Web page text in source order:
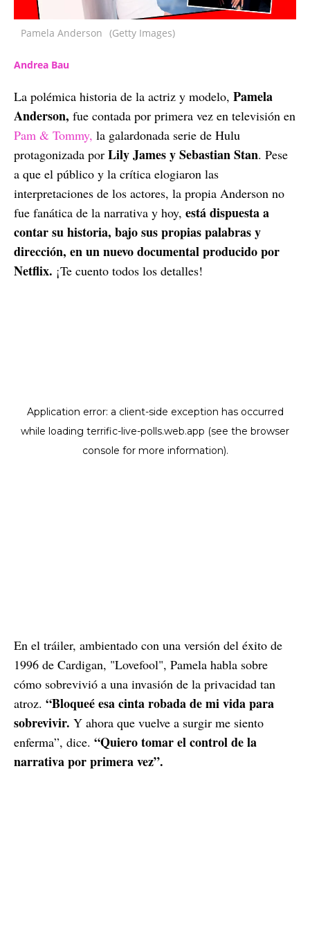
Pamela Anderson (Getty Images)
Andrea Bau
La polémica historia de la actriz y modelo, Pamela
Anderson, fue contada por primera vez en televisión en
Pam & Tommy, la galardonada serie de Hulu
protagonizada por Lily James y Sebastian Stan. Pese
a que el público y la crítica elogiaron las
interpretaciones de los actores, la propia Anderson no
fue fanática de la narrativa y hoy, está dispuesta a
contar su historia, bajo sus propias palabras y
dirección, en un nuevo documental producido por
Netflix. ¡Te cuento todos los detalles!
En el tráiler, ambientado con una versión del éxito de
1996 de Cardigan, "Lovefool", Pamela habla sobre
cómo sobrevivió a una invasión de la privacidad tan
atroz. “Bloqueé esa cinta robada de mi vida para
sobrevivir. Y ahora que vuelve a surgir me siento
enferma”, dice. “Quiero tomar el control de la
narrativa por primera vez”.